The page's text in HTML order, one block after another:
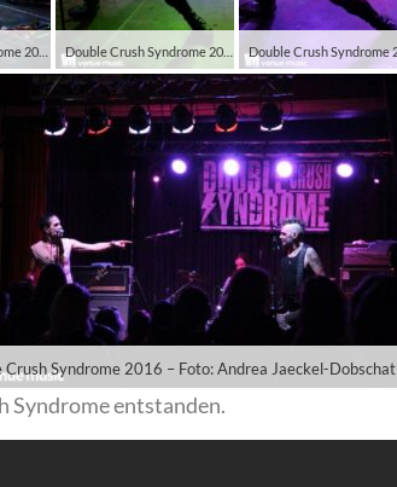
Crush Syndrome 2016 – Foto: Andrea Jaeckel-Dobschat
Syndrome entstanden.